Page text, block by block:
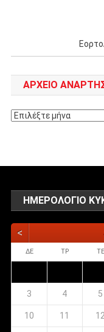
ΑΡΧΕΊΟ
Αρχείο
ΗΜΕΡΟΛΌΓΙΟ
<
ΔΕ ΤΡ ΤΕ
3 4 5
10 11 12